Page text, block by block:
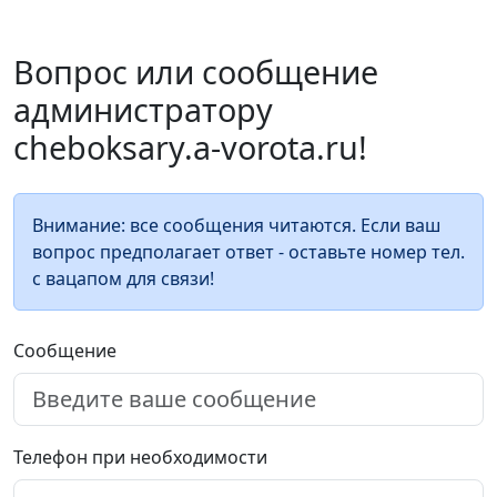
Вопрос или сообщение
администратору
cheboksary.a-vorota.ru!
Внимание: все сообщения читаются. Если ваш
вопрос предполагает ответ - оставьте номер тел.
с вацапом для связи!
Сообщение
Телефон при необходимости